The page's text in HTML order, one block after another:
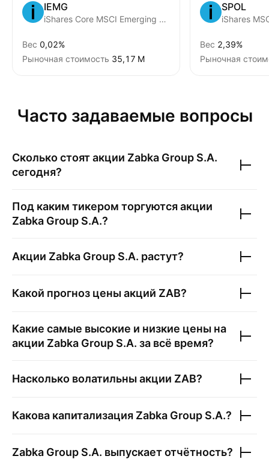
IEMG
iShares Core MSCI Emerging Markets ETF
Вес 0,02%
Рыночная стоимость ‪35,17 M‬
SPOL
Вес 2,39%
Рыночная
Часто задаваемые вопросы
Сколько стоят акции Zabka Group S.A.
сегодня?
Под каким тикером торгуются акции
Zabka Group S.A.?
Акции Zabka Group S.A. растут?
Какой прогноз цены акций ZAB?
Какие самые высокие и низкие цены на
акции Zabka Group S.A. за всё время?
Насколько волатильны акции ZAB?
Какова капитализация Zabka Group S.A.?
Zabka Group S.A. выпускает отчётность?